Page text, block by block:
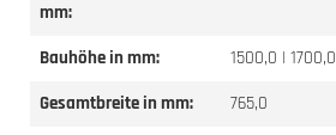
mm:
Bauhöhe in mm:
1500,0 | 1700,0
Gesamtbreite in mm:
765,0